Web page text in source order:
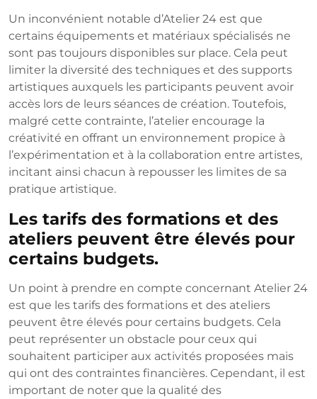
Un inconvénient notable d’Atelier 24 est que
certains équipements et matériaux spécialisés ne
sont pas toujours disponibles sur place. Cela peut
limiter la diversité des techniques et des supports
artistiques auxquels les participants peuvent avoir
accès lors de leurs séances de création. Toutefois,
malgré cette contrainte, l’atelier encourage la
créativité en offrant un environnement propice à
l’expérimentation et à la collaboration entre artistes,
incitant ainsi chacun à repousser les limites de sa
pratique artistique.
Les tarifs des formations et des
ateliers peuvent être élevés pour
certains budgets.
Un point à prendre en compte concernant Atelier 24
est que les tarifs des formations et des ateliers
peuvent être élevés pour certains budgets. Cela
peut représenter un obstacle pour ceux qui
souhaitent participer aux activités proposées mais
qui ont des contraintes financières. Cependant, il est
important de noter que la qualité des